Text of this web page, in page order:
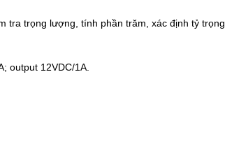
tra trọng lượng, tính phần trăm, xác định tỷ trọng
output 12VDC/1A.